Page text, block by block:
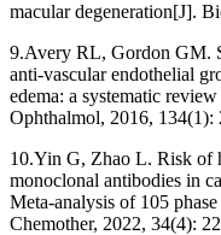
macular degeneration[J].
9.Avery RL, Gordon GM.
anti-vascular endothelial
edema: a systematic
Ophthalmol, 2016, 134(1):
10.Yin G, Zhao L. Risk of
monoclonal antibodies in
Meta-analysis of 105
Chemother, 2022, 34(4):